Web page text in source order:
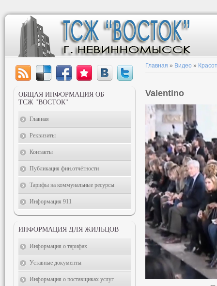
Главная » Видео »
Valentino
ОБЩАЯ ИНФОРМАЦИЯ ОБ
ТСЖ "ВОСТОК"
Главная
Реквизиты
Контакты
Публикация фин.отчётности
Тарифы на коммунальные ресурсы
Информация 911
ИНФОРМАЦИЯ ДЛЯ ЖИЛЬЦОВ
Информация о тарифах
Уставные документы
Информация о поставщиках услуг